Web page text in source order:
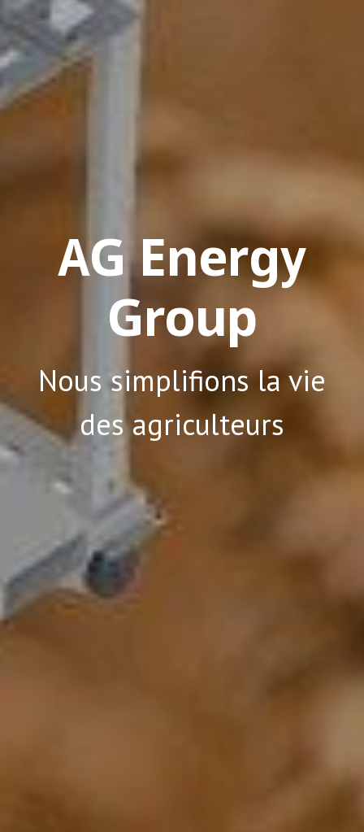
AG Energy
Group
Nous simplifions la vie
des agriculteurs